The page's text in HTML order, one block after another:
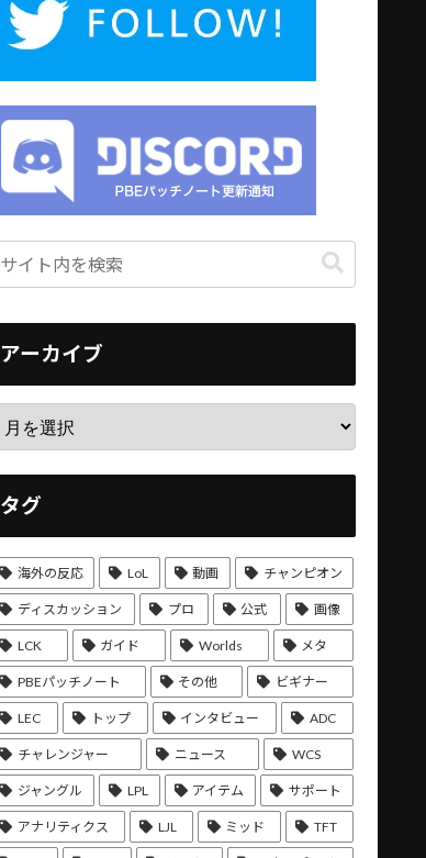
アーカイブ
タグ
海外の反応 LoL 動画 チャンピオン
ディスカッション プロ 公式 画像
LCK ガイド Worlds メタ
PBEパッチノート その他 ビギナー
LEC トップ インタビュー ADC
チャレンジャー ニュース WCS
ジャングル LPL アイテム サポート
アナリティクス LJL ミッド TFT